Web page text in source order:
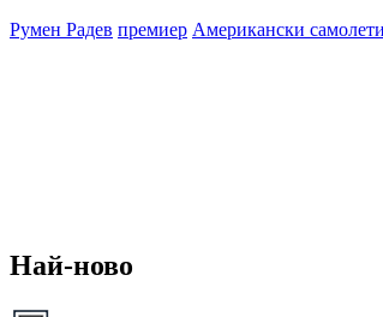
Румен Радев премиер Американски самолети
Най-ново